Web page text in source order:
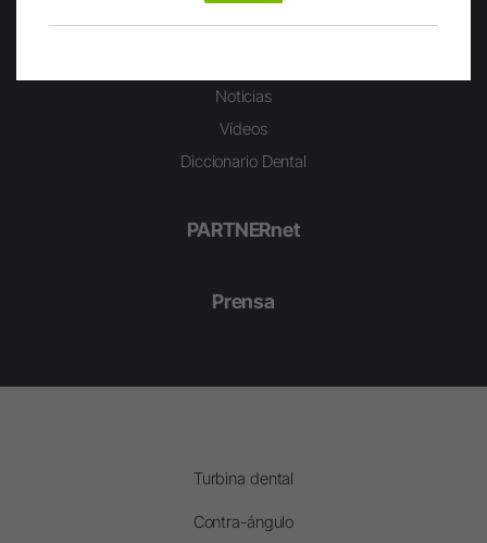
Estudiantes
Noticias
Vídeos
Diccionario Dental
PARTNERnet
Prensa
Turbina dental
Contra-ángulo